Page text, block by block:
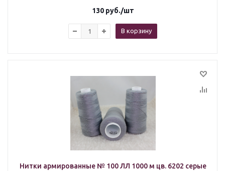
130руб./шт
В корзину
Нитки армированные № 100 ЛЛ 1000 м цв. 6202 серые